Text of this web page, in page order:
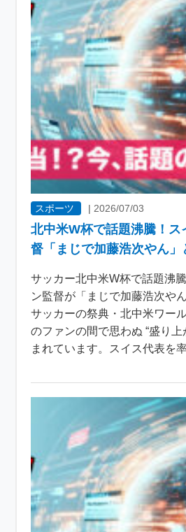
スポーツ | 2026/07/03
北中米W杯で話題沸騰！ス
督「まじで加藤浩次やん
サッカー北中米W杯で話題沸
ン監督が「まじで加藤浩次や
サッカーの祭典・北中米ワー
のファンの間で思わぬ “盛り上
まれています。スイス代表を